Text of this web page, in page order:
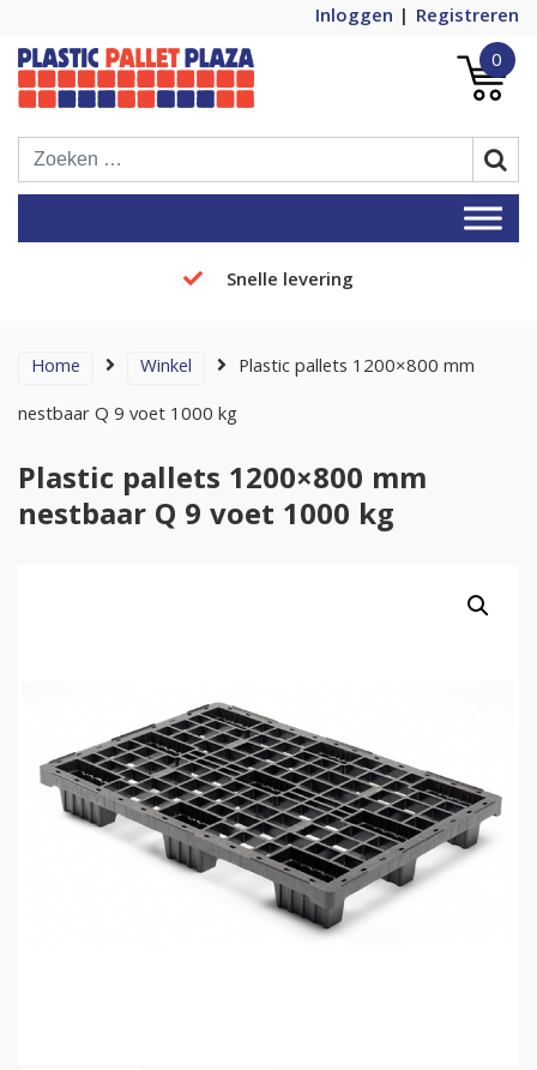
Inloggen
Registreren
Plastic Pallet Plaza
Plastic Pallets Plaza, de nummer 1 in
Europa!
0
Snelle levering
Home Winkel
Plastic pallets 1200×800 mm
nestbaar Q 9 voet 1000 kg
Plastic pallets 1200×800 mm
nestbaar Q 9 voet 1000 kg